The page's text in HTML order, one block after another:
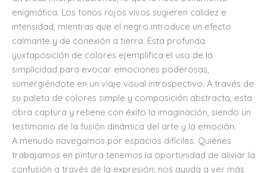
enigmática. Los tonos rojos vivos sugieren calidez e
intensidad, mientras que el negro introduce un efecto
calmante y de conexión a tierra. Esta profunda
yuxtaposición de colores ejemplifica el uso de la
simplicidad para evocar emociones poderosas,
sumergiéndote en un viaje visual introspectivo. A través de
su paleta de colores simple y composición abstracta, esta
obra captura y retiene con éxito la imaginación, siendo un
testimonio de la fusión dinámica del arte y la emoción.
A menudo navegamos por espacios difíciles. Quienes
trabajamos en pintura tenemos la oportunidad de aliviar la
confusión a través de la expresión; nos ayuda a ver más